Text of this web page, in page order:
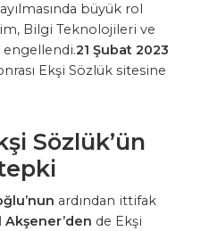
büyük rol
Bilgi Teknolojileri ve
engellendi.21 Şubat 2023
Ekşi Sözlük sitesine
Sözlük’ün
ardından ittifak
de Ekşi